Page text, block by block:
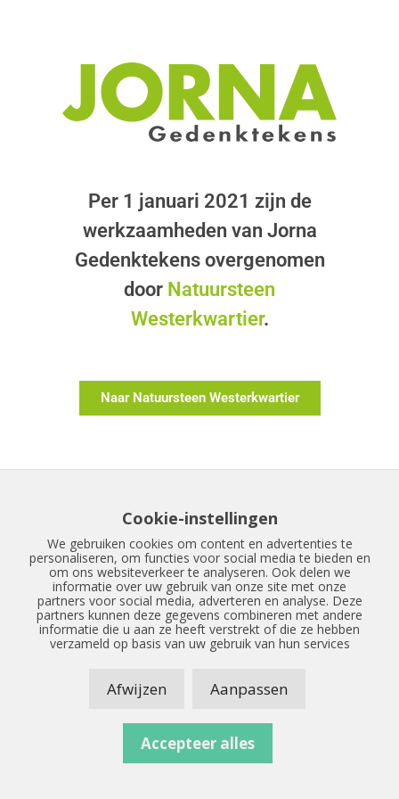
Per 1 januari 2021 zijn de
werkzaamheden van Jorna
Gedenktekens overgenomen
door Natuursteen
Westerkwartier.
Naar Natuursteen Westerkwartier
Cookie-instellingen
We gebruiken cookies om content en advertenties te
personaliseren, om functies voor social media te bieden en
om ons websiteverkeer te analyseren. Ook delen we
informatie over uw gebruik van onze site met onze
partners voor social media, adverteren en analyse. Deze
partners kunnen deze gegevens combineren met andere
informatie die u aan ze heeft verstrekt of die ze hebben
verzameld op basis van uw gebruik van hun services
Afwijzen Aanpassen
Accepteer alles